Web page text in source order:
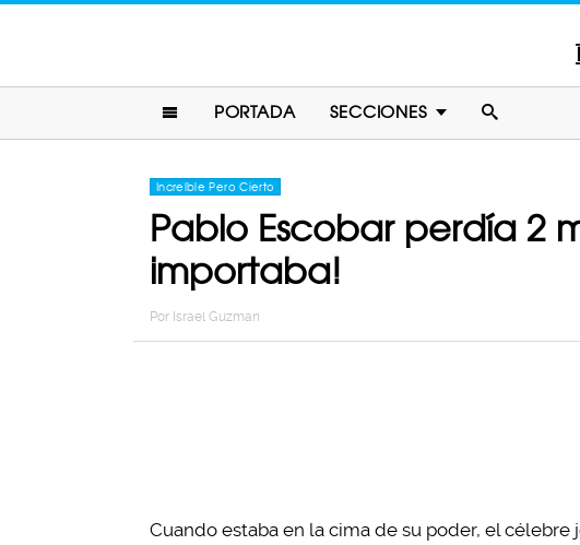
PORTADA SECCIONES
Increíble Pero Cierto
Pablo Escobar perdía 2
importaba!
Por Israel Guzman
Cuando estaba en la cima de su poder, el